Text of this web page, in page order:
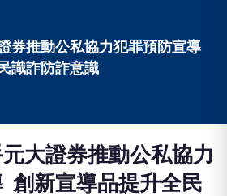
券推動公私協力犯罪預防宣導
識詐防詐意識
大證券推動公私協力
創新宣導品提升全民